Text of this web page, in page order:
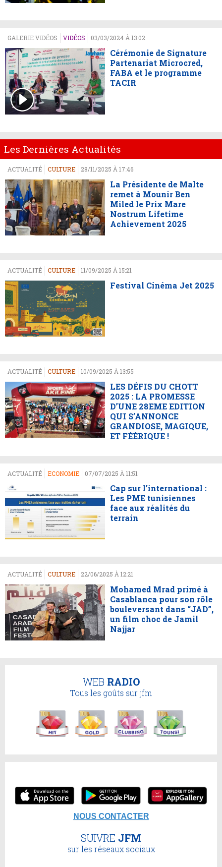
GALERIE VIDÉOS VIDÉOS 03/03/2024 À 13:02
Cérémonie de Signature
Partenariat Microcred,
FABA et le programme
TACIR
Les Dernières Actualités
ACTUALITÉ CULTURE 28/11/2025 À 17:46
La Présidente de Malte
remet à Mounir Ben
Miled le Prix Mare
Nostrum Lifetime
Achievement 2025
ACTUALITÉ CULTURE 11/09/2025 À 15:21
Festival Cinéma Jet 2025
ACTUALITÉ CULTURE 10/09/2025 À 13:55
LES DÉFIS DU CHOTT
2025 : LA PROMESSE
D’UNE 28EME EDITION
QUI S’ANNONCE
GRANDIOSE, MAGIQUE,
ET FÉÉRIQUE !
ACTUALITÉ ECONOMIE 07/07/2025 À 11:51
Cap sur l’international :
Les PME tunisiennes
face aux réalités du
terrain
ACTUALITÉ CULTURE 22/06/2025 À 12:21
Mohamed Mrad primé à
Casablanca pour son rôle
bouleversant dans “JAD”,
un film choc de Jamil
Najjar
WEB RADIO
Tous les goûts sur jfm
NOUS CONTACTER
SUIVRE JFM
sur les réseaux sociaux